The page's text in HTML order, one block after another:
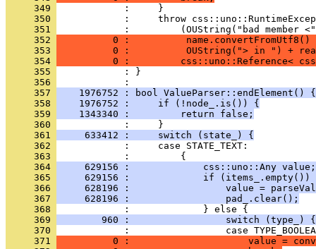
     349
     350
     351
     352
0 :          name.convertFromUtf8()
     353
0 :          OUString("> in ") +
     354
0 :         css::uno::Reference<
     355
            : }
     356
     357
    1976752 : bool ValueParser::endElement() {
     358
    1976752 :     if (!node_.is()) {
     359
    1343340 :         return false;
     360
     361
     633412 :     switch (state_) {
     362
     363
     364
     629156 :             css::uno::Any value;
     365
629156 :             if (items_.empty())
     366
628196 :                 value =
     367
     628196 :                 pad_.clear();
     368
     369
        960 :                 switch (type_) {
     370
     371
0 :                     value =